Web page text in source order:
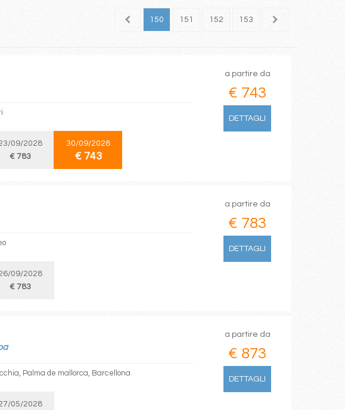
149 150 151 152 153 154
09/2028
€ 783
30/09/2028
€ 743
a partire da
€ 743
DETTAGLI
09/2028
€ 783
a partire da
€ 783
DETTAGLI
Palma de mallorca, Barcellona
05/2028
a partire da
€ 873
DETTAGLI